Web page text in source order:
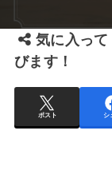
気に入っ
びます！
ポスト シ